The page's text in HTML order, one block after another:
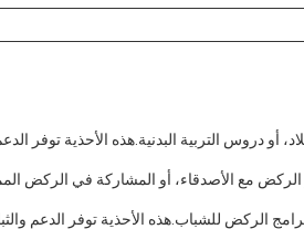
أو دروس التربية البدنية.هذه الأحذية توفر
مع الأصدقاء، أو المشاركة في الركض
الركض للشباب.هذه الأحذية توفر الدعم